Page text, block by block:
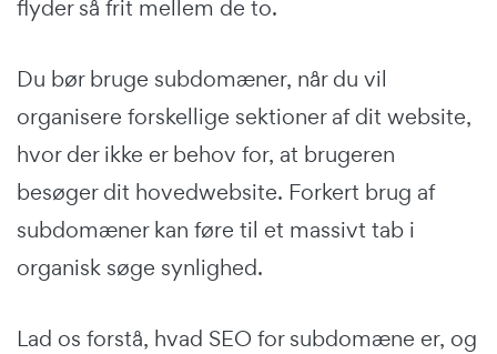
flyder så frit mellem de to.
Du bør bruge subdomæner, når du vil
organisere forskellige sektioner af dit website,
hvor der ikke er behov for, at brugeren
besøger dit hovedwebsite. Forkert brug af
subdomæner kan føre til et massivt tab i
organisk søge synlighed.
Lad os forstå, hvad SEO for subdomæne er, og